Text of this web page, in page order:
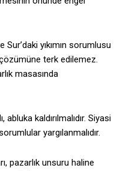
yıkımın sorumlusu
terk edilemez.
masasında
kaldırılmalıdır. Siyasi
yargılanmalıdır.
pazarlık unsuru haline